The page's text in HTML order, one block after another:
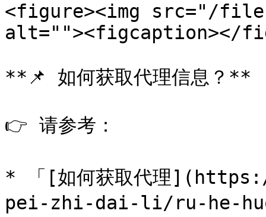
<figure><img src="/
alt=""><figcaption></
**📌 如何获取代理信息？**
👉 请参考：
* 「[如何获取代理
pei-zhi-dai-li/ru-he-